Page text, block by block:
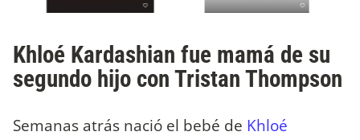
Khloé Kardashian fue mamá de su
segundo hijo con Tristan Thompson
Semanas atrás nació el bebé de Khloé